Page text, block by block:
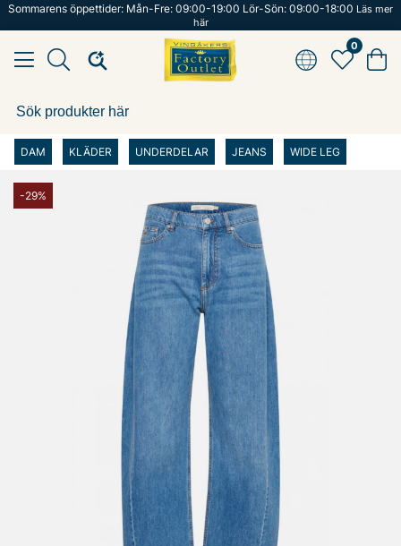
Sommarens öppettider: Mån-Fre: 09:00-19:00 Lör-Sön: 09:00-18:00 Läs mer
här
0
DAM KLÄDER UNDERDELAR JEANS WIDE LEG
-29%